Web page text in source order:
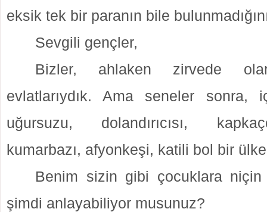
eksik tek bir paranın bile
Sevgili gençler,
Bizler, ahlaken zirvede
evlatlarıydık. Ama seneler sonra,
uğursuzu, dolandırıcısı,
kumarbazı, afyonkeşi, katili bol bir
Benim sizin gibi çocuklara niçin
şimdi anlayabiliyor musunuz?